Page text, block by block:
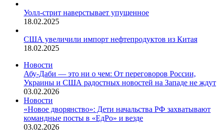
Уолл-стрит наверстывает упущенное
18.02.2025
США увеличили импорт нефтепродуктов из Китая
18.02.2025
Новости
Абу-Даби — это ни о чем: От переговоров России,
Украины и США радостных новостей на Западе не ждут
03.02.2026
Новости
«Новое дворянство»: Дети начальства РФ захватывают
командные посты в «ЕдРо» и везде
03.02.2026